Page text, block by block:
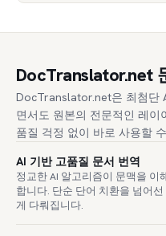
DocTranslator.net
DocTranslator.net은 최첨단
면서도 원본의 전문적인 레이
품질 걱정 없이 바로 사용할
AI 기반 고품질 문서 번역
정교한 AI 알고리즘이 문맥을 이
합니다. 단순 단어 치환을 넘어
게 다뤄집니다.